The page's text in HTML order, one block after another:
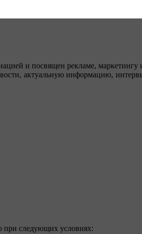
и посвящен рекламе, маркетингу
актуальную информацию,
при следующих условиях: